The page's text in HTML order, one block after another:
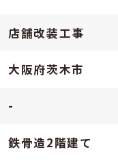
店舗改装工事
大阪府茨木市
-
鉄骨造2階建て